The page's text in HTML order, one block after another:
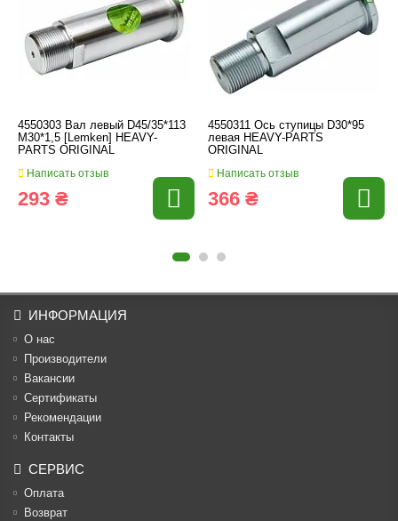
4550303 Вал левый D45/35*113
M30*1,5 [Lemken] HEAVY-
PARTS ORIGINAL
Написать отзыв
293 ₴
4550311 Ось ступицы D30*95
левая HEAVY-PARTS
ORIGINAL
Написать отзыв
366 ₴
ИНФОРМАЦИЯ
О нас
Производители
Вакансии
Cертификаты
Рекомендации
Контакты
СЕРВИС
Оплата
Возврат